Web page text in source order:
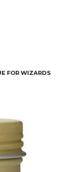
FOR WIZARDS